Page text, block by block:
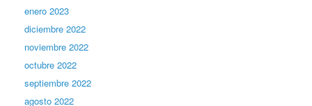
enero 2023
diciembre 2022
noviembre 2022
octubre 2022
septiembre 2022
agosto 2022